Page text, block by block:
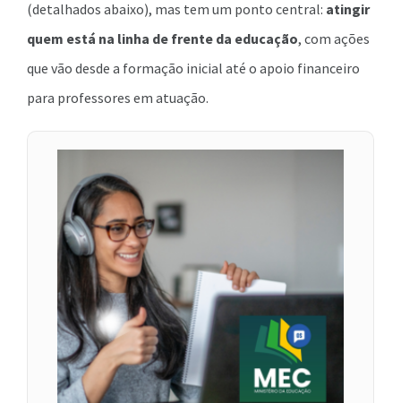
(detalhados abaixo), mas tem um ponto central: atingir
quem está na linha de frente da educação, com ações
que vão desde a formação inicial até o apoio financeiro
para professores em atuação.